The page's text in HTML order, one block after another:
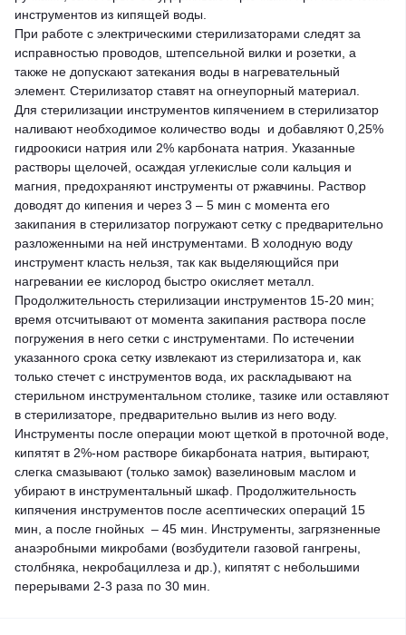
инструментов из кипящей воды.
При работе с электрическими стерилизаторами следят за
исправностью проводов, штепсельной вилки и розетки, а
также не допускают затекания воды в нагревательный
элемент. Стерилизатор ставят на огнеупорный материал.
Для стерилизации инструментов кипячением в стерилизатор
наливают необходимое количество воды и добавляют 0,25%
гидроокиси натрия или 2% карбоната натрия. Указанные
растворы щелочей, осаждая углекислые соли кальция и
магния, предохраняют инструменты от ржавчины. Раствор
доводят до кипения и через 3 – 5 мин с момента его
закипания в стерилизатор погружают сетку с предварительно
разложенными на ней инструментами. В холодную воду
инструмент класть нельзя, так как выделяющийся при
нагревании ее кислород быстро окисляет металл.
Продолжительность стерилизации инструментов 15-20 мин;
время отсчитывают от момента закипания раствора после
погружения в него сетки с инструментами. По истечении
указанного срока сетку извлекают из стерилизатора и, как
только стечет с инструментов вода, их раскладывают на
стерильном инструментальном столике, тазике или оставляют
в стерилизаторе, предварительно вылив из него воду.
Инструменты после операции моют щеткой в проточной воде,
кипятят в 2%-ном растворе бикарбоната натрия, вытирают,
слегка смазывают (только замок) вазелиновым маслом и
убирают в инструментальный шкаф. Продолжительность
кипячения инструментов после асептических операций 15
мин, а после гнойных – 45 мин. Инструменты, загрязненные
анаэробными микробами (возбудители газовой гангрены,
столбняка, некробациллеза и др.), кипятят с небольшими
перерывами 2-3 раза по 30 мин.